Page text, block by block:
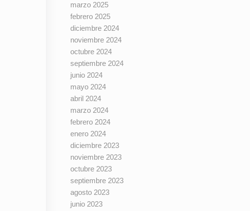
marzo 2025
febrero 2025
diciembre 2024
noviembre 2024
octubre 2024
septiembre 2024
junio 2024
mayo 2024
abril 2024
marzo 2024
febrero 2024
enero 2024
diciembre 2023
noviembre 2023
octubre 2023
septiembre 2023
agosto 2023
junio 2023